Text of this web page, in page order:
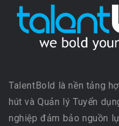
TalentBold là nền tảng
hút và Quản lý Tuyển
nghiệp đảm bảo nguồn